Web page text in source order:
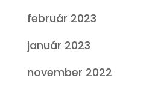
február 2023
január 2023
november 2022